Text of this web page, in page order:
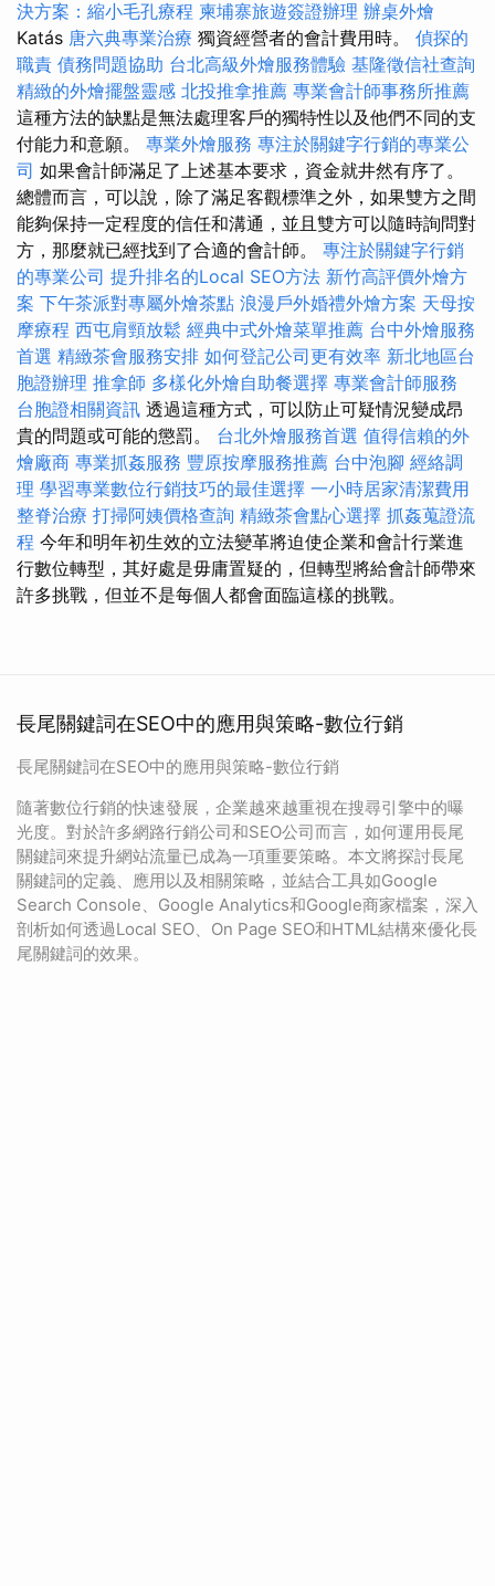
決方案：縮小毛孔療程 柬埔寨旅遊簽證辦理 辦桌外燴
Katás 唐六典專業治療 獨資經營者的會計費用時。 偵探的
職責 債務問題協助 台北高級外燴服務體驗 基隆徵信社查詢
精緻的外燴擺盤靈感 北投推拿推薦 專業會計師事務所推薦
這種方法的缺點是無法處理客戶的獨特性以及他們不同的支
付能力和意願。 專業外燴服務 專注於關鍵字行銷的專業公
司 如果會計師滿足了上述基本要求，資金就井然有序了。
總體而言，可以說，除了滿足客觀標準之外，如果雙方之間
能夠保持一定程度的信任和溝通，並且雙方可以隨時詢問對
方，那麼就已經找到了合適的會計師。 專注於關鍵字行銷
的專業公司 提升排名的Local SEO方法 新竹高評價外燴方
案 下午茶派對專屬外燴茶點 浪漫戶外婚禮外燴方案 天母按
摩療程 西屯肩頸放鬆 經典中式外燴菜單推薦 台中外燴服務
首選 精緻茶會服務安排 如何登記公司更有效率 新北地區台
胞證辦理 推拿師 多樣化外燴自助餐選擇 專業會計師服務
台胞證相關資訊 透過這種方式，可以防止可疑情況變成昂
貴的問題或可能的懲罰。 台北外燴服務首選 值得信賴的外
燴廠商 專業抓姦服務 豐原按摩服務推薦 台中泡腳 經絡調
理 學習專業數位行銷技巧的最佳選擇 一小時居家清潔費用
整脊治療 打掃阿姨價格查詢 精緻茶會點心選擇 抓姦蒐證流
程 今年和明年初生效的立法變革將迫使企業和會計行業進
行數位轉型，其好處是毋庸置疑的，但轉型將給會計師帶來
許多挑戰，但並不是每個人都會面臨這樣的挑戰。
長尾關鍵詞在SEO中的應用與策略-數位行銷
長尾關鍵詞在SEO中的應用與策略-數位行銷
隨著數位行銷的快速發展，企業越來越重視在搜尋引擎中的曝
光度。對於許多網路行銷公司和SEO公司而言，如何運用長尾
關鍵詞來提升網站流量已成為一項重要策略。本文將探討長尾
關鍵詞的定義、應用以及相關策略，並結合工具如Google
Search Console、Google Analytics和Google商家檔案，深入
剖析如何透過Local SEO、On Page SEO和HTML結構來優化長
尾關鍵詞的效果。